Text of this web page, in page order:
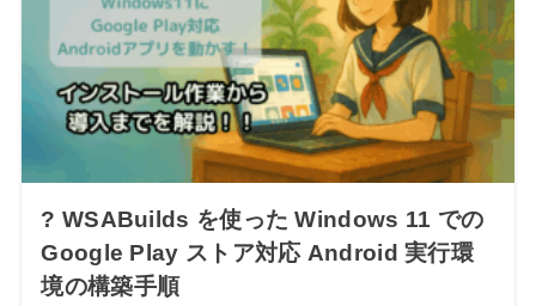
? WSABuilds を使った Windows 11 での
Google Play ストア対応 Android 実行環
境の構築手順